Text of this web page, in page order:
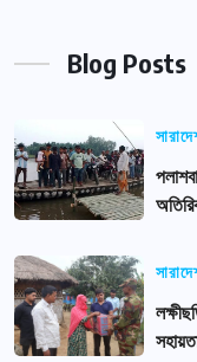
Blog Posts